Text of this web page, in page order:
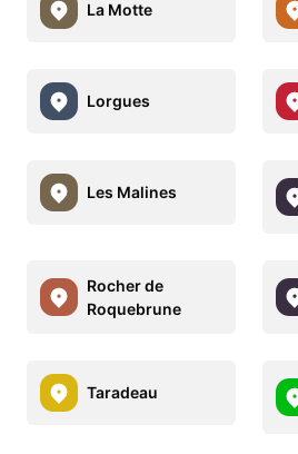
La Motte
Lorgues
Les Malines
Rocher de
Roquebrune
Taradeau